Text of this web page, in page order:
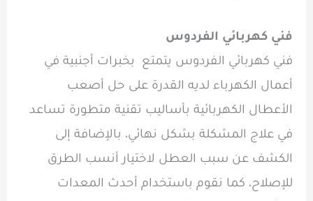
فني كهربائي الفردوس
فني كهربائي الفردوس يتمتع بخبرات أجنبية في
أعمال الكهرباء لديه القدرة على حل أصعب
الأعطال الكهربائية بأساليب تقنية متطورة تساعد
في علاج المشكلة بشكل نهائي، بالإضافة إلى
الكشف عن سبب العطل لاختيار أنسب الطرق
للإصلاح، كما نقوم باستخدام أحدث المعدات